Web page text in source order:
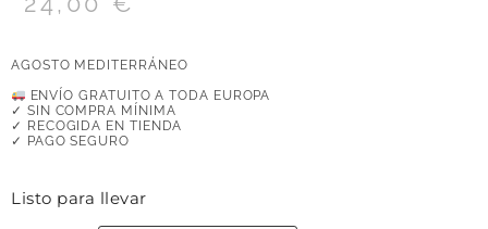
AGOSTO MEDITERRÁNEO
ENVÍO GRATUITO A TODA EUROPA
✓ SIN COMPRA MÍNIMA
✓ RECOGIDA EN TIENDA
✓ PAGO SEGURO
Listo para llevar